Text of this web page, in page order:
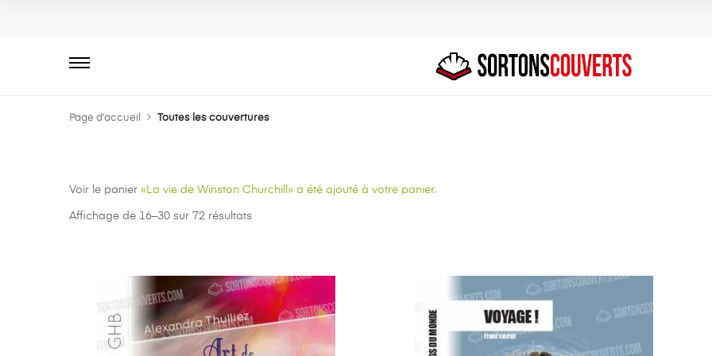
Menu
Page d’accueil Toutes les couvertures
Voir le panier «La vie de Winston Churchill» a été ajouté à votre panier.
Affichage de 16–30 sur 72 résultats